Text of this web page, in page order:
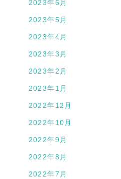
2023年6月
2023年5月
2023年4月
2023年3月
2023年2月
2023年1月
2022年12月
2022年10月
2022年9月
2022年8月
2022年7月